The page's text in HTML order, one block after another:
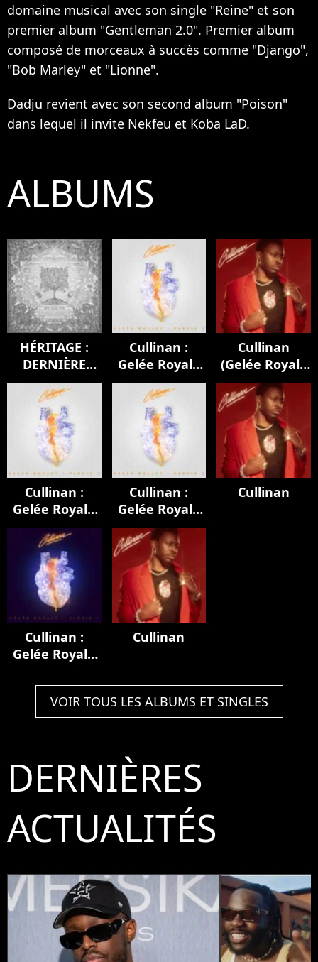
domaine musical avec son single "Reine" et son
premier album "Gentleman 2.0". Premier album
composé de morceaux à succès comme "Django",
"Bob Marley" et "Lionne".
Dadju revient avec son second album "Poison"
dans lequel il invite Nekfeu et Koba LaD.
ALBUMS
HÉRITAGE :
DERNIÈRE
EMPREINTE
Cullinan :
Gelée Royale
(Partie 2)
Cullinan
(Gelée Royale
1 & 2)
Cullinan :
Gelée Royale
(Partie 2)
Cullinan :
Gelée Royale
(Partie 2)
Cullinan
Cullinan :
Gelée Royale
Cullinan
VOIR TOUS LES ALBUMS ET SINGLES
DERNIÈRES
ACTUALITÉS